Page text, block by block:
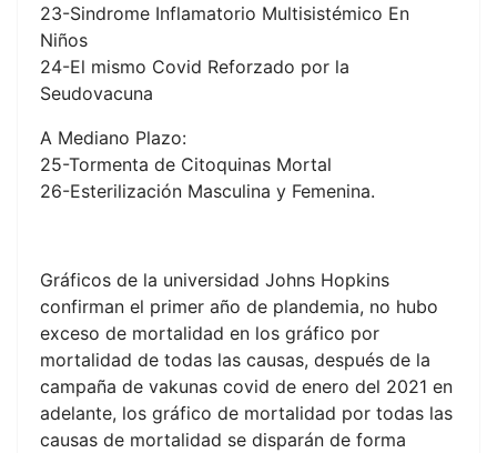
23-Sindrome Inflamatorio Multisistémico En
Niños
24-El mismo Covid Reforzado por la
Seudovacuna
A Mediano Plazo:
25-Tormenta de Citoquinas Mortal
26-Esterilización Masculina y Femenina.
Gráficos de la universidad Johns Hopkins
confirman el primer año de plandemia, no hubo
exceso de mortalidad en los gráfico por
mortalidad de todas las causas, después de la
campaña de vakunas covid de enero del 2021 en
adelante, los gráfico de mortalidad por todas las
causas de mortalidad se disparán de forma